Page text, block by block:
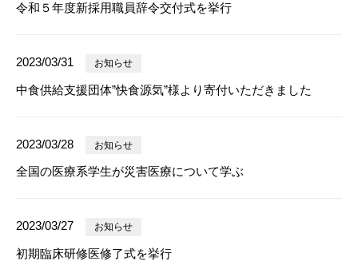
令和５年度新採用職員辞令交付式を挙行
2023/03/31 お知らせ
中食供給支援団体”快食源気”様より寄付いただきました
2023/03/28 お知らせ
全国の医療系学生が災害医療について学ぶ
2023/03/27 お知らせ
初期臨床研修医修了式を挙行